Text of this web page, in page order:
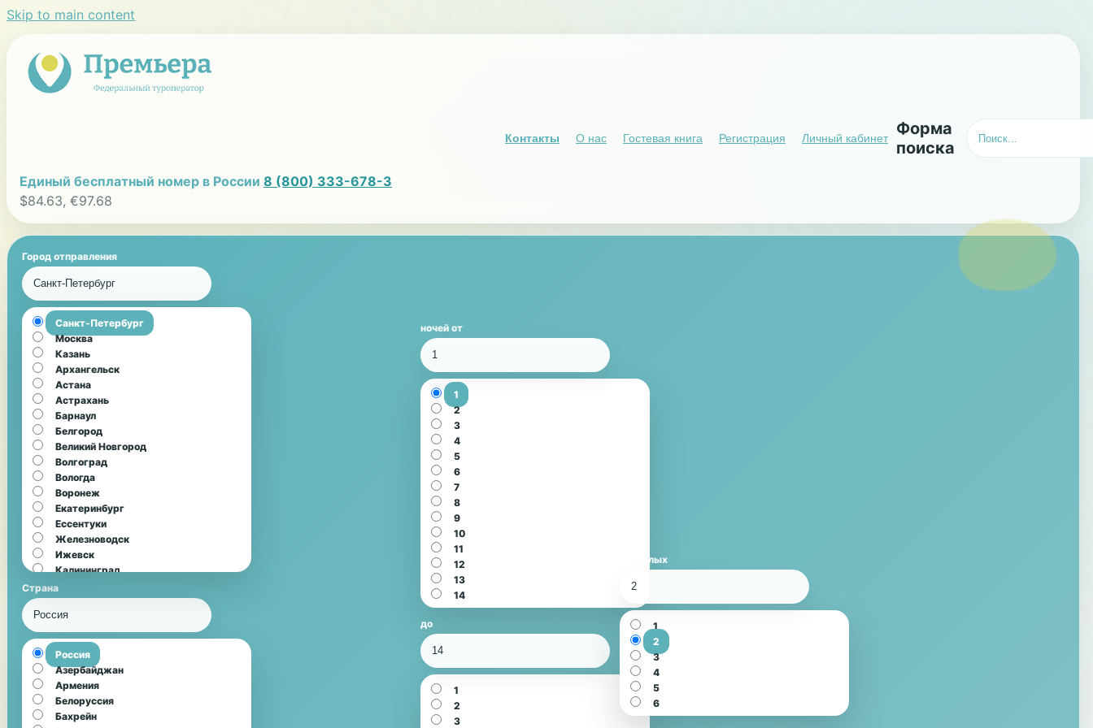
Skip to main content
Контакты О нас Гостевая книга Регистрация Личный кабинет
Форма
поиска
Единый бесплатный номер в России 8 (800) 333-678-3
$84.63, €97.68
Город отправления
Санкт-Петербург
Санкт-Петербург
Москва
Казань
Архангельск
Астана
Астрахань
Барнаул
Белгород
Великий Новгород
Волгоград
Вологда
Воронеж
Екатеринбург
Ессентуки
Железноводск
Ижевск
Калининград
Кемерово
Киров
Кисловодск
Краснодар
Липецк
Минеральные Воды
Мурманск
Набережные Челны
Нижний Новгород
Страна
Россия
Россия
Азербайджан
Армения
Белоруссия
Бахрейн
ночей от
1
1
2
3
4
5
6
7
8
9
10
11
12
13
14
до
14
1
2
3
взрослых
2
1
2
3
4
5
6